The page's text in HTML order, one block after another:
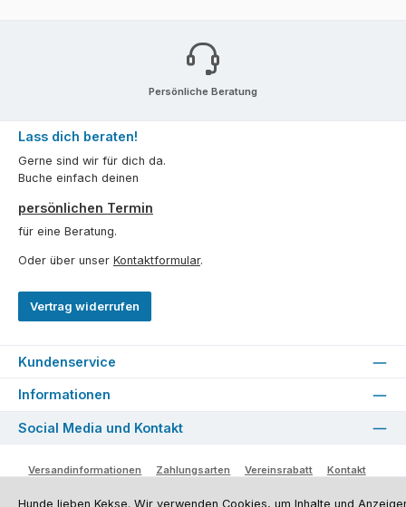
Persönliche Beratung
Lass dich beraten!
Gerne sind wir für dich da.
Buche einfach deinen
persönlichen Termin
für eine Beratung.
Oder über unser Kontaktformular.
Vertrag widerrufen
Kundenservice
Informationen
Social Media und Kontakt
Versandinformationen Zahlungsarten Vereinsrabatt
Kontakt
Hunde lieben Kekse. Wir verwenden Cookies, um Inhalte und